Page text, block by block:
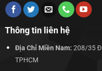
Thông tin liên hệ
Địa Chỉ Miền Nam: 208/35
TPHCM